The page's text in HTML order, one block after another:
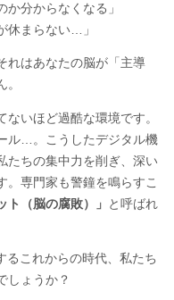
か分からなくなる」
休まらない…」
れはあなたの脳が「主導
いほど過酷な環境です。
ル…。こうしたデジタル機
たちの集中力を削ぎ、深い
。専門家も警鐘を鳴らすこ
ト（脳の腐敗）」 と呼ばれ
るこれからの時代、私たち
しょうか？